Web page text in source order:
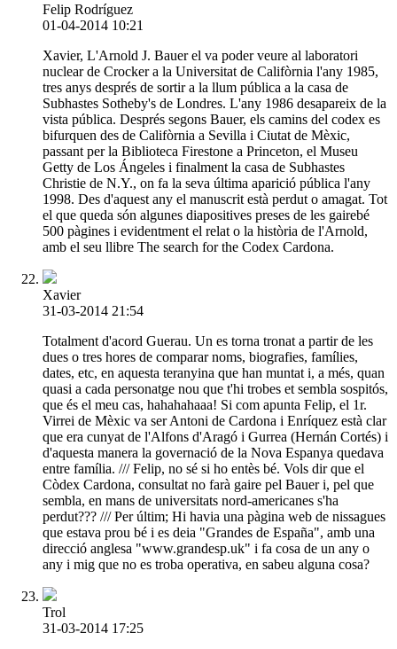
Felip Rodríguez
01-04-2014 10:21
Xavier, L'Arnold J. Bauer el va poder veure al laboratori
nuclear de Crocker a la Universitat de Califòrnia l'any 1985,
tres anys després de sortir a la llum pública a la casa de
Subhastes Sotheby's de Londres. L'any 1986 desapareix de la
vista pública. Després segons Bauer, els camins del codex es
bifurquen des de Califòrnia a Sevilla i Ciutat de Mèxic,
passant per la Biblioteca Firestone a Princeton, el Museu
Getty de Los Ángeles i finalment la casa de Subhastes
Christie de N.Y., on fa la seva última aparició pública l'any
1998. Des d'aquest any el manuscrit està perdut o amagat. Tot
el que queda són algunes diapositives preses de les gairebé
500 pàgines i evidentment el relat o la història de l'Arnold,
amb el seu llibre The search for the Codex Cardona.
Xavier
31-03-2014 21:54
Totalment d'acord Guerau. Un es torna tronat a partir de les
dues o tres hores de comparar noms, biografies, famílies,
dates, etc, en aquesta teranyina que han muntat i, a més, quan
quasi a cada personatge nou que t'hi trobes et sembla sospitós,
que és el meu cas, hahahahaaa! Si com apunta Felip, el 1r.
Virrei de Mèxic va ser Antoni de Cardona i Enríquez està clar
que era cunyat de l'Alfons d'Aragó i Gurrea (Hernán Cortés) i
d'aquesta manera la governació de la Nova Espanya quedava
entre família. /// Felip, no sé si ho entès bé. Vols dir que el
Còdex Cardona, consultat no farà gaire pel Bauer i, pel que
sembla, en mans de universitats nord-americanes s'ha
perdut??? /// Per últim; Hi havia una pàgina web de nissagues
que estava prou bé i es deia "Grandes de España", amb una
direcció anglesa "www.grandesp.uk" i fa cosa de un any o
any i mig que no es troba operativa, en sabeu alguna cosa?
Trol
31-03-2014 17:25